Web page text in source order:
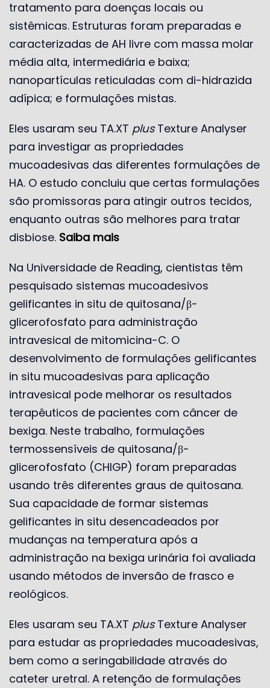
tratamento para doenças locais ou
sistêmicas. Estruturas foram preparadas e
caracterizadas de AH livre com massa molar
média alta, intermediária e baixa;
nanopartículas reticuladas com di-hidrazida
adípica; e formulações mistas.
Eles usaram seu TA.XT plusTexture Analyser
para investigar as propriedades
mucoadesivas das diferentes formulações de
HA. O estudo concluiu que certas formulações
são promissoras para atingir outros tecidos,
enquanto outras são melhores para tratar
disbiose. Saiba mais
Na Universidade de Reading, cientistas têm
pesquisado sistemas mucoadesivos
gelificantes in situ de quitosana/β-
glicerofosfato para administração
intravesical de mitomicina-C. O
desenvolvimento de formulações gelificantes
in situ mucoadesivas para aplicação
intravesical pode melhorar os resultados
terapêuticos de pacientes com câncer de
bexiga. Neste trabalho, formulações
termossensíveis de quitosana/β-
glicerofosfato (CHIGP) foram preparadas
usando três diferentes graus de quitosana.
Sua capacidade de formar sistemas
gelificantes in situ desencadeados por
mudanças na temperatura após a
administração na bexiga urinária foi avaliada
usando métodos de inversão de frasco e
reológicos.
Eles usaram seu TA.XT plusTexture Analyser
para estudar as propriedades mucoadesivas,
bem como a seringabilidade através do
cateter uretral. A retenção de formulações